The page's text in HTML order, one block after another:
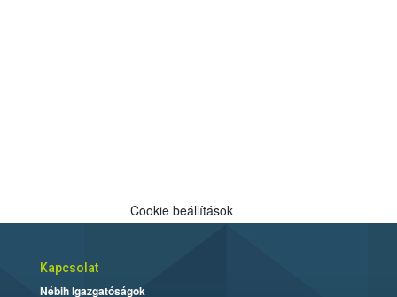
Cookie beállítások
Kapcsolat
Nébih Igazgatóságok